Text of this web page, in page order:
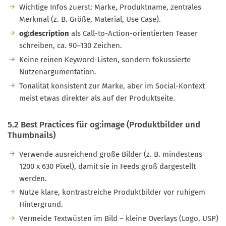
Wichtige Infos zuerst: Marke, Produktname, zentrales
Merkmal (z. B. Größe, Material, Use Case).
og:description als Call-to-Action-orientierten Teaser
schreiben, ca. 90–130 Zeichen.
Keine reinen Keyword-Listen, sondern fokussierte
Nutzenargumentation.
Tonalität konsistent zur Marke, aber im Social-Kontext
meist etwas direkter als auf der Produktseite.
5.2 Best Practices für og:image (Produktbilder und
Thumbnails)
Verwende ausreichend große Bilder (z. B. mindestens
1200 x 630 Pixel), damit sie in Feeds groß dargestellt
werden.
Nutze klare, kontrastreiche Produktbilder vor ruhigem
Hintergrund.
Vermeide Textwüsten im Bild – kleine Overlays (Logo, USP)